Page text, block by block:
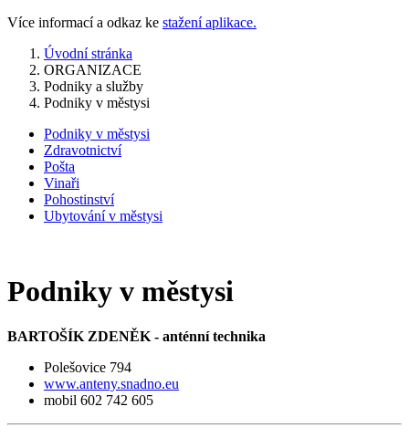
Více informací a odkaz ke stažení aplikace.
Úvodní stránka
ORGANIZACE
Podniky a služby
Podniky v městysi
Podniky v městysi
Zdravotnictví
Pošta
Vinaři
Pohostinství
Ubytování v městysi
Podniky v městysi
BARTOŠÍK ZDENĚK - anténní technika
Polešovice 794
www.anteny.snadno.eu
mobil 602 742 605